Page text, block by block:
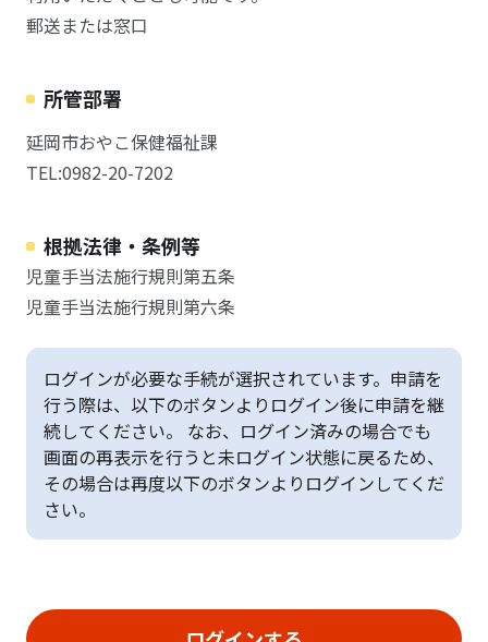
郵送または窓口
所管部署
延岡市おやこ保健福祉課
TEL:0982-20-7202
根拠法律・条例等
児童手当法施行規則第五条
児童手当法施行規則第六条
ログインが必要な手続が選択されています。申請を
行う際は、以下のボタンよりログイン後に申請を継
続してください。 なお、ログイン済みの場合でも
画面の再表示を行うと未ログイン状態に戻るため、
その場合は再度以下のボタンよりログインしてくだ
さい。